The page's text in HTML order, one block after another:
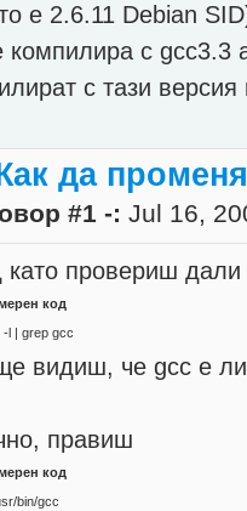
е 2.6.11 Debian
компилира с gcc3.3
с тази
да
#1 -: Jul 16,
провериш
код
-l | grep gcc
видиш, че gcc е
правиш
код
bin/gcc